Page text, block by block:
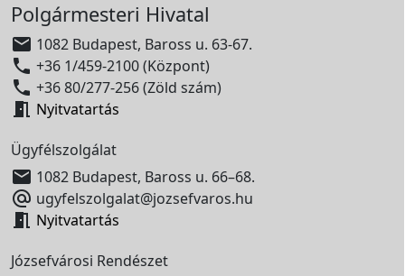
Polgármesteri Hivatal
 1082 Budapest, Baross u. 63-67.
 +36 1/459-2100 (Központ)
 +36 80/277-256 (Zöld szám)
 Nyitvatartás
Ügyfélszolgálat
 1082 Budapest, Baross u. 66–68.
 ugyfelszolgalat@jozsefvaros.hu
 Nyitvatartás
Józsefvárosi Rendészet